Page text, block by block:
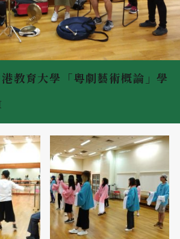
教育大學「粵劇藝術概論」學